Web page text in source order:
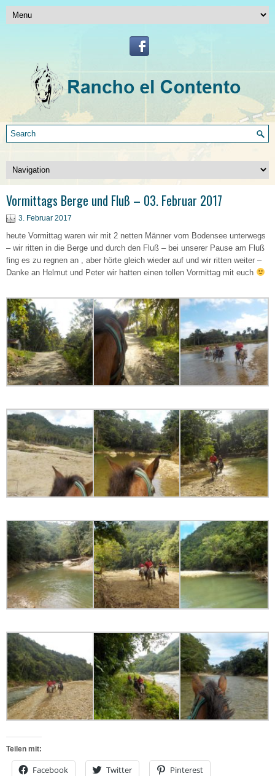
Vormittags Berge und Fluß – 03. Februar 2017
3. Februar 2017
heute Vormittag waren wir mit 2 netten Männer vom Bodensee unterwegs
– wir ritten in die Berge und durch den Fluß – bei unserer Pause am Fluß
fing es zu regnen an , aber hörte gleich wieder auf und wir ritten weiter –
Danke an Helmut und Peter wir hatten einen tollen Vormittag mit euch
Teilen mit:
Facebook Twitter Pinterest